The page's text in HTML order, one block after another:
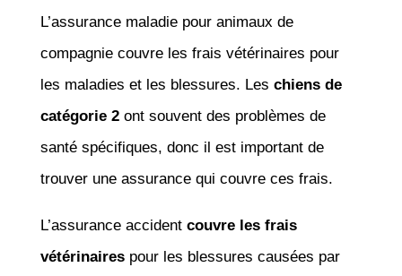
L’assurance maladie pour animaux de
compagnie couvre les frais vétérinaires pour
les maladies et les blessures. Les chiens de
catégorie 2ont souvent des problèmes de
santé spécifiques, donc il est important de
trouver une assurance qui couvre ces frais.
L’assurance accident couvre les frais
vétérinairespour les blessures causées par